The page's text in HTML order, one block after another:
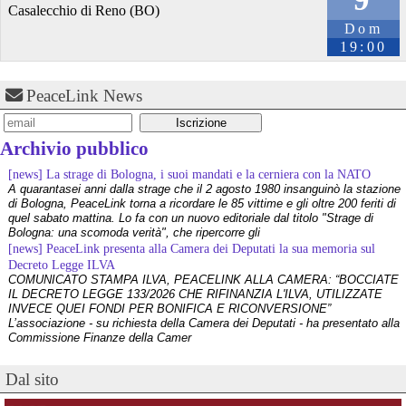
aumentano il piacere di pedalare in buona compagnia, una è quella
di farlo in una località di mare e durante la bella stagione.
Il programma della "Critical Mass (CM) Interplanetaria" del 20
umanitanova.org/in-bici-contro
#2026 #Articoli #DallItalia
#
antimilitarismo # autogestione bicicletta biciclette
CampDarby
# CriticalMass #Livorno #mobilit #NoBasi #pisa
@altreconomia - 24/4/2026 7:15
Dom
19:00
Casalecchio di Reno (BO)
PeaceLink News
Archivio pubblico
[news] La strage di Bologna, i suoi mandati e la cerniera con la NATO
A quarantasei anni dalla strage che il 2 agosto 1980 insanguinò la stazione
di Bologna, PeaceLink torna a ricordare le 85 vittime e gli oltre 200 feriti di
quel sabato mattina. Lo fa con un nuovo editoriale dal titolo "Strage di
Bologna: una scomoda verità", che ripercorre gli
[news] PeaceLink presenta alla Camera dei Deputati la sua memoria sul
Decreto Legge ILVA
COMUNICATO STAMPA ILVA, PEACELINK ALLA CAMERA: “BOCCIATE
IL DECRETO LEGGE 133/2026 CHE RIFINANZIA L'ILVA, UTILIZZATE
INVECE QUEI FONDI PER BONIFICA E RICONVERSIONE”
L’associazione - su richiesta della Camera dei Deputati - ha presentato alla
Commissione Finanze della Camer
[news] La violenza non ha mai giustificazioni e finisce sempre per
danneggiare le cause che dichiara di difendere
intervento - che abbiamo rilanciato come editoriale su PeaceLink - don
Tonio Dell'Olio affronta il tema con la consueta lucidità: la violenza non ha
Dal sito